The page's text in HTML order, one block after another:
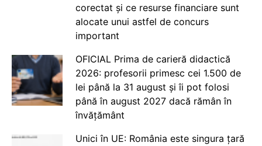
corectat și ce resurse financiare sunt
alocate unui astfel de concurs
important
OFICIAL Prima de carieră didactică
2026: profesorii primesc cei 1.500 de
lei până la 31 august și îi pot folosi
până în august 2027 dacă rămân în
învățământ
Unici în UE: România este singura țară